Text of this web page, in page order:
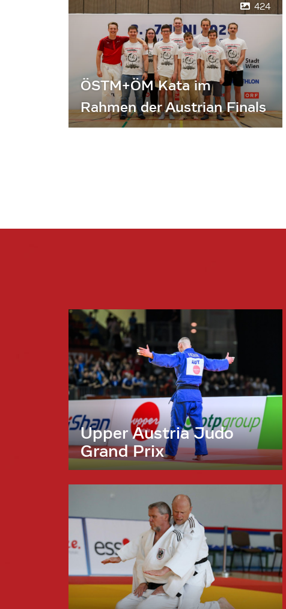
424
ÖSTM+ÖM Kata im
Rahmen der Austrian Finals
Upper Austria Judo
Grand Prix